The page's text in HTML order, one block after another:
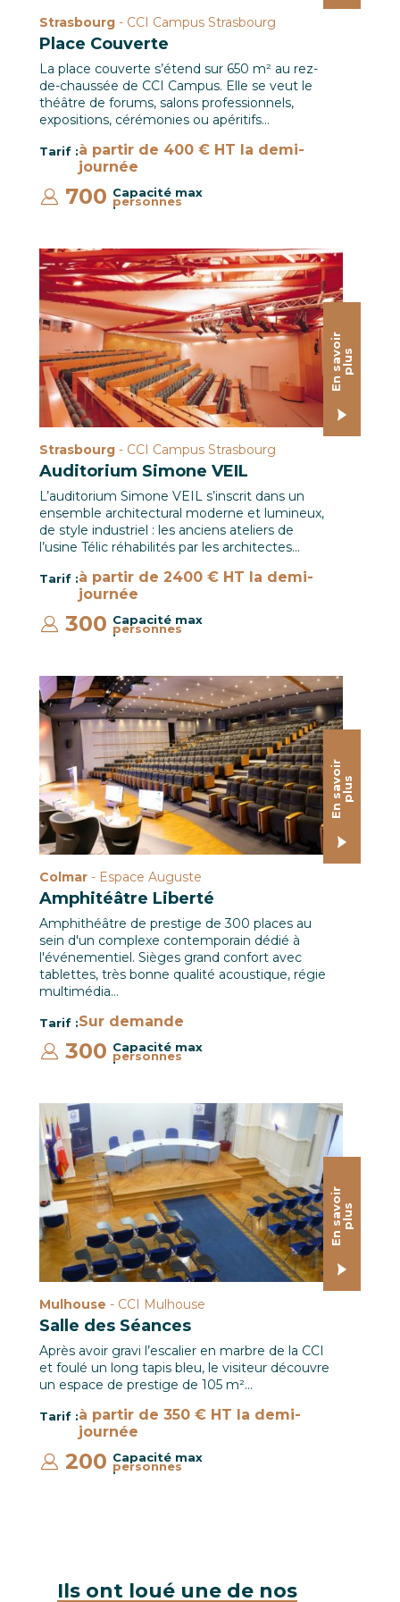
Strasbourg - CCI Campus Strasbourg
Place Couverte
La place couverte s’étend sur 650 m² au rez-
de-chaussée de CCI Campus. Elle se veut le
théâtre de forums, salons professionnels,
expositions, cérémonies ou apéritifs…
Tarif :à partir de 400 € HT la demi-
journée
Capacité max
:
700 personnes
Auditorium Simone VEIL / CCI Campus
E
n
s
av
o
i
r
p
l
us
Strasbourg - CCI Campus Strasbourg
Auditorium Simone VEIL
L’auditorium Simone VEIL s’inscrit dans un
ensemble architectural moderne et lumineux,
de style industriel : les anciens ateliers de
l’usine Télic réhabilités par les architectes…
Tarif :à partir de 2400 € HT la demi-
journée
Capacité max
:
300 personnes
Salle Multimédia / Le CREF Colmar © Pascal Schwien
E
n
s
av
o
i
r
p
l
us
Colmar - Espace Auguste
Amphitéâtre Liberté
Amphithéâtre de prestige de 300 places au
sein d'un complexe contemporain dédié à
l'événementiel. Sièges grand confort avec
tablettes, très bonne qualité acoustique, régie
multimédia…
Tarif :Sur demande
Capacité max
:
300 personnes
Salle des Séances / CCI Mulhouse
E
n
s
av
o
i
r
p
l
us
Mulhouse - CCI Mulhouse
Salle des Séances
Après avoir gravi l’escalier en marbre de la CCI
et foulé un long tapis bleu, le visiteur découvre
un espace de prestige de 105 m²…
Tarif :à partir de 350 € HT la demi-
journée
Capacité max
:
200 personnes
Ils ont loué une de nos